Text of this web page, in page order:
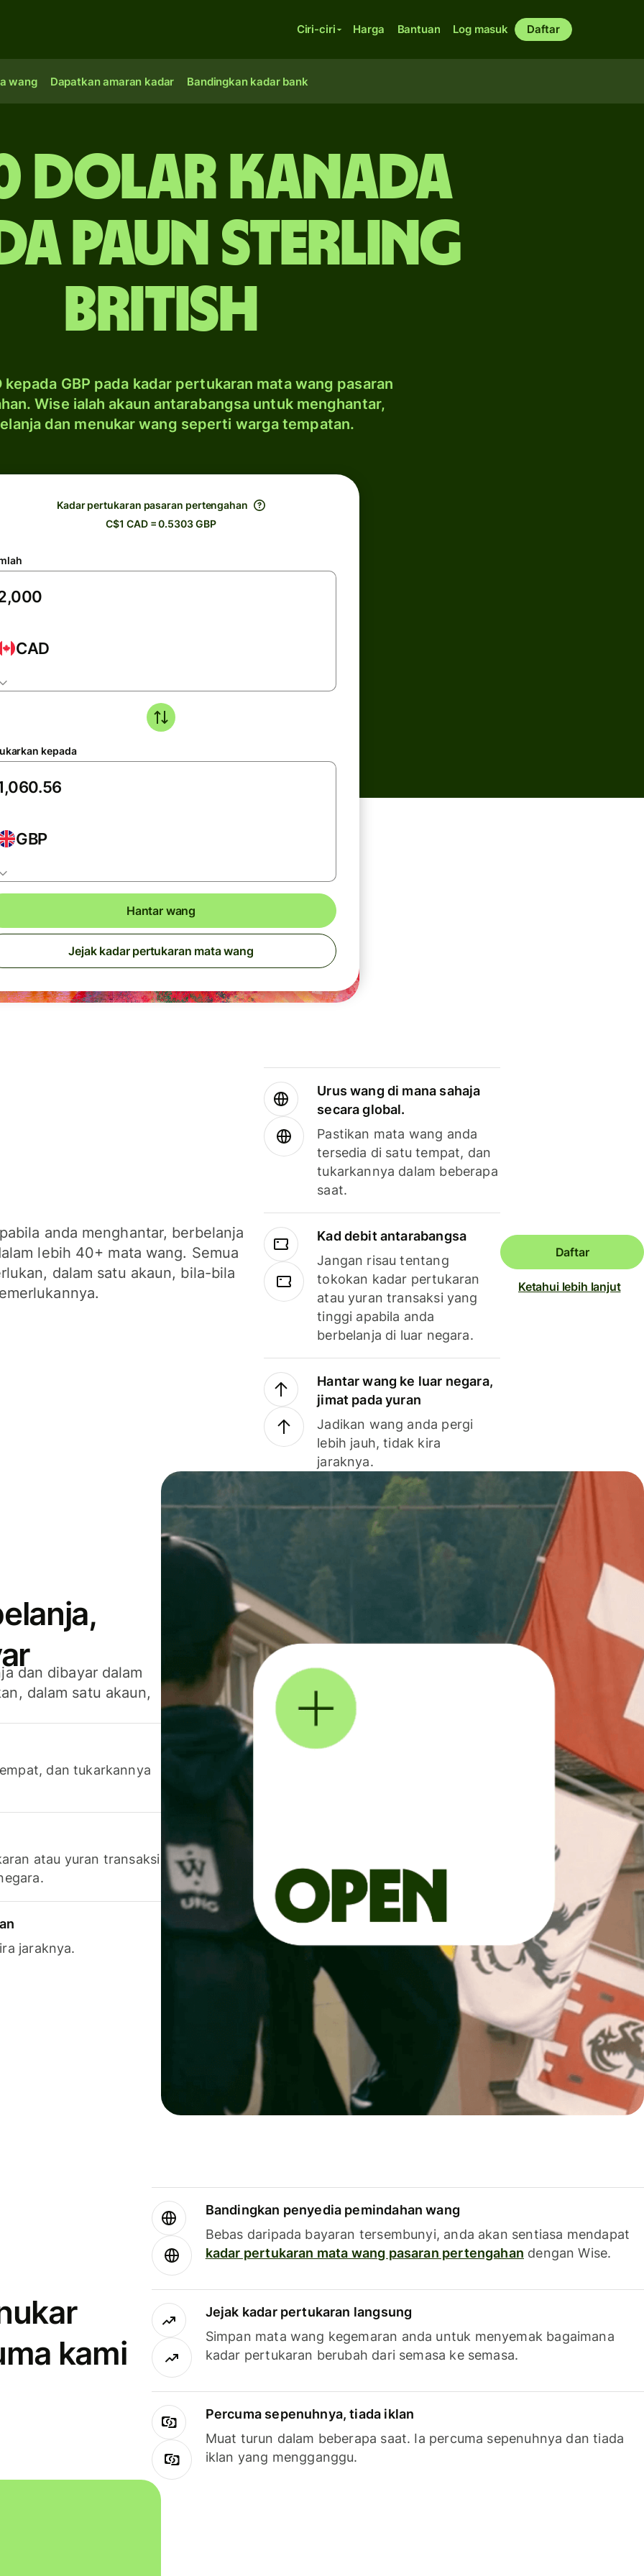
Ciri-ciri Harga Bantuan Log masuk Daftar
wang Dapatkan amaran kadar Bandingkan kadar bank
dolar Kanada
paun sterling
British
kepada GBP pada kadar pertukaran mata wang pasaran
Wise ialah akaun antarabangsa untuk menghantar,
dan menukar wang seperti warga tempatan.
Kadar pertukaran pasaran pertengahan
C$1 CAD = 0.5303 GBP
CAD
kepada
GBP
Hantar wang
Jejak kadar pertukaran mata wang
anda menghantar, berbelanja
lebih 40+ mata wang. Semua
dalam satu akaun, bila-bila
Urus wang di mana sahaja
secara global.
Pastikan mata wang anda
tersedia di satu tempat, dan
tukarkannya dalam beberapa
saat.
Kad debit antarabangsa
Jangan risau tentang
tokokan kadar pertukaran
atau yuran transaksi yang
tinggi apabila anda
berbelanja di luar negara.
Hantar wang ke luar negara,
jimat pada yuran
Jadikan wang anda pergi
lebih jauh, tidak kira
jaraknya.
Daftar
Ketahui lebih lanjut
dan dibayar dalam
dalam satu akaun,
dan tukarkannya
atau yuran transaksi
jaraknya.
kami
Bandingkan penyedia pemindahan wang
Bebas daripada bayaran tersembunyi, anda akan sentiasa mendapat
kadar pertukaran mata wang pasaran pertengahan dengan Wise.
Jejak kadar pertukaran langsung
Simpan mata wang kegemaran anda untuk menyemak bagaimana
kadar pertukaran berubah dari semasa ke semasa.
Percuma sepenuhnya, tiada iklan
Muat turun dalam beberapa saat. Ia percuma sepenuhnya dan tiada
iklan yang mengganggu.